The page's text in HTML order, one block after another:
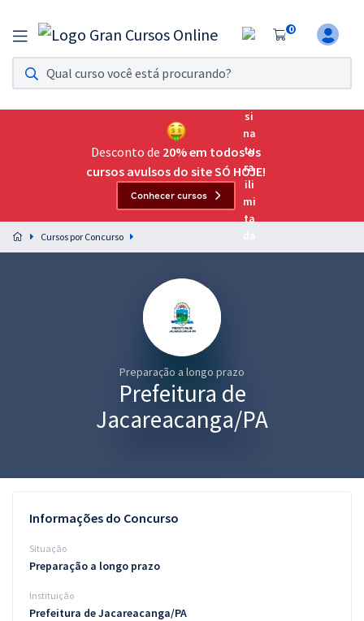
0
Assinatura Ilimitada 11
Acesso a todos os cursos. Teste grátis por 7 dias!
Assinatura OAB Até Passar
Acesso ilimitado a toda preparação para o Exame da
Preparação completa e intensiva para as principais
residências em saúde do Brasil
Conteúdo gratuito
Blog
Desconto de 20% em todos os
cursos avulsos do site SÓ HOJE!
Conhecer cursos
Cursos por Concurso
Preparação a longo prazo
Prefeitura de
Jacareacanga/PA
Informações do Concurso
Situação
Preparação a longo prazo
Instituição
Prefeitura de Jacareacanga/PA